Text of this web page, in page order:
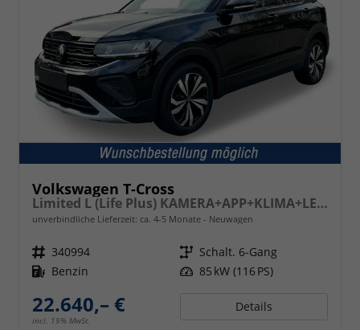
Volkswagen T-Cross
Limited L (Life Plus) KAMERA+APP+KLIMA+LED+17'' ALU
unverbindliche Lieferzeit: ca. 4-5 Monate Neuwagen
Fahrzeugnr. 340994 Getriebe Schalt. 6-Gang
Kraftstoff Benzin Leistung 85 kW (116 PS)
22.640,– €
incl. 19% MwSt.
Details